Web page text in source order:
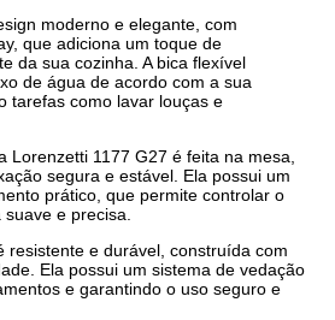
moderno e elegante, com
que adiciona um toque de
da sua cozinha. A bica flexível
de água de acordo com a sua
tarefas como lavar louças e
Lorenzetti 1177 G27 é feita na mesa,
segura e estável. Ela possui um
prático, que permite controlar o
e precisa.
resistente e durável, construída com
Ela possui um sistema de vedação
e garantindo o uso seguro e